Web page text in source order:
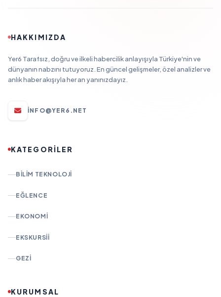
HAKKIMIZDA
Yer6 Tarafsız, doğru ve ilkeli habercilik anlayışıyla Türkiye'nin ve
dünyanın nabzını tutuyoruz. En güncel gelişmeler, özel analizler ve
anlık haber akışıyla her an yanınızdayız.
INFO@YER6.NET
KATEGORİLER
BILIM TEKNOLOJI
EĞLENCE
EKONOMI
EKSKURSII
GEZI
KURUMSAL